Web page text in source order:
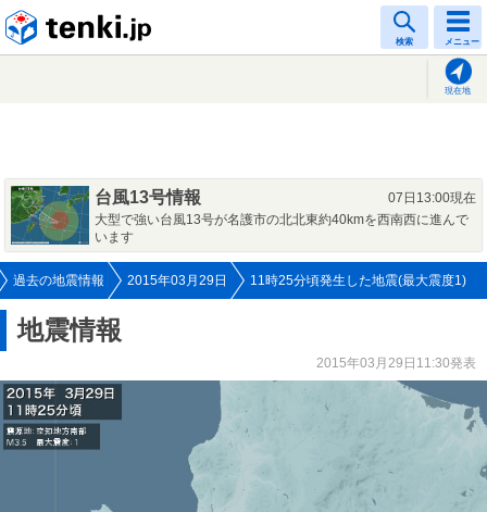
検索 メニュー
現在地
台風13号情報
07日13:00現在
大型で強い台風13号が名護市の北北東約40kmを西南西に進んで
います
過去の地震情報 2015年03月29日 11時25分頃発生した地震(最大震度1)
地震情報
2015年03月29日11:30発表